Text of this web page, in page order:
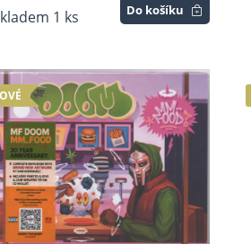
1 ks Do košíku